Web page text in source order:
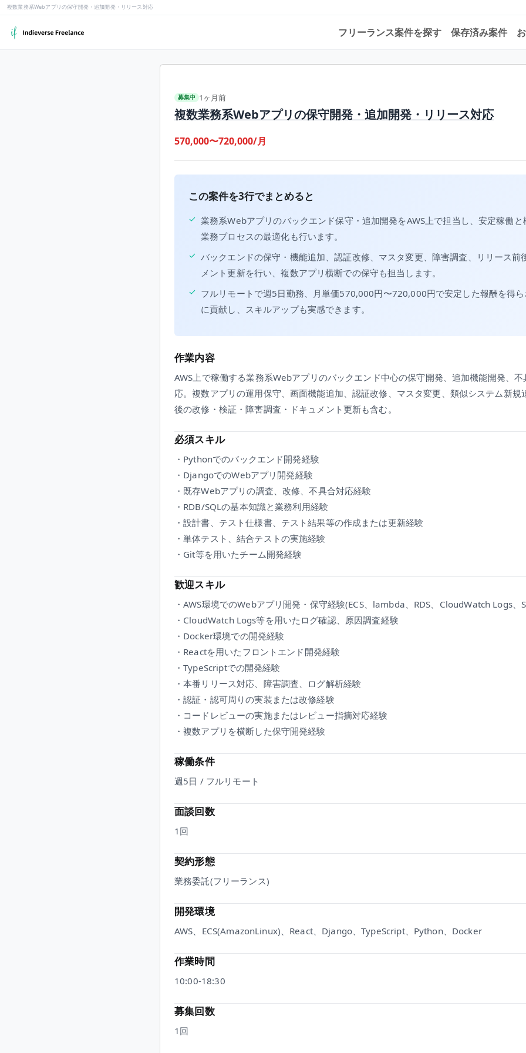
複数業務系Webアプリの保守開発・追加開発・リリース対応
フリーランス案件を探す 保存済み案件
募集中 1ヶ月前
複数業務系Webアプリの保守開発・追加開発・リリース対応
570,000〜720,000/月
この案件を3行でまとめると
✓ 業務系Webアプリのバックエンド保守・追加開発をAWS上で担当し、安定稼働
業務プロセスの最適化も行います。
✓ バックエンドの保守・機能追加、認証改修、マスタ変更、障害調査、リリース前
メント更新を行い、複数アプリ横断での保守も担当します。
✓ フルリモートで週5日勤務、月単価570,000円〜720,000円で安定した報酬を得
に貢献し、スキルアップも実感できます。
作業内容
AWS上で稼働する業務系Webアプリのバックエンド中心の保守開発、追加機能開発、
応。複数アプリの運用保守、画面機能追加、認証改修、マスタ変更、類似システム新規
後の改修・検証・障害調査・ドキュメント更新も含む。
必須スキル
・Pythonでのバックエンド開発経験
・DjangoでのWebアプリ開発経験
・既存Webアプリの調査、改修、不具合対応経験
・RDB/SQLの基本知識と業務利用経験
・設計書、テスト仕様書、テスト結果等の作成または更新経験
・単体テスト、結合テストの実施経験
・Git等を用いたチーム開発経験
歓迎スキル
・AWS環境でのWebアプリ開発・保守経験(ECS、lambda、RDS、CloudWatch Logs
・CloudWatch Logs等を用いたログ確認、原因調査経験
・Docker環境での開発経験
・Reactを用いたフロントエンド開発経験
・TypeScriptでの開発経験
・本番リリース対応、障害調査、ログ解析経験
・認証・認可周りの実装または改修経験
・コードレビューの実施またはレビュー指摘対応経験
・複数アプリを横断した保守開発経験
稼働条件
週5日 / フルリモート
面談回数
1 回
契約形態
業務委託(フリーランス)
開発環境
AWS、ECS(AmazonLinux)、React、Django、TypeScript、Python、Docker
作業時間
10:00-18:30
募集回数
1回